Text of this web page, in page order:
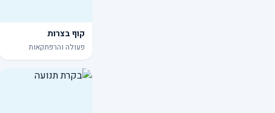
קוף בצרות
פעולה והרפתקאות